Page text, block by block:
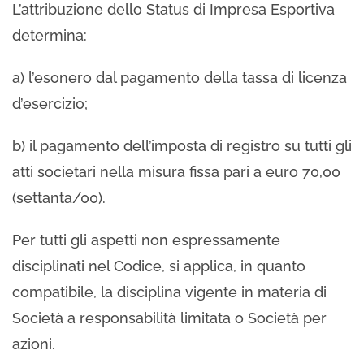
L’attribuzione dello Status di Impresa Esportiva
determina:
a) l’esonero dal pagamento della tassa di licenza
d’esercizio;
b) il pagamento dell’imposta di registro su tutti gli
atti societari nella misura fissa pari a euro 70,00
(settanta/00).
Per tutti gli aspetti non espressamente
disciplinati nel Codice, si applica, in quanto
compatibile, la disciplina vigente in materia di
Società a responsabilità limitata o Società per
azioni.